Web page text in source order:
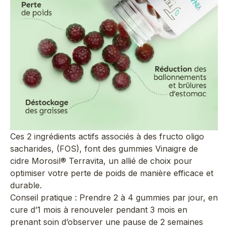
Ces 2 ingrédients actifs associés à des fructo oligo
sacharides, (FOS), font des gummies Vinaigre de
cidre Morosil® Terravita, un allié de choix pour
optimiser votre perte de poids de manière efficace et
durable.
Conseil pratique : Prendre 2 à 4 gummies par jour, en
cure d’1 mois à renouveler pendant 3 mois en
prenant soin d’observer une pause de 2 semaines